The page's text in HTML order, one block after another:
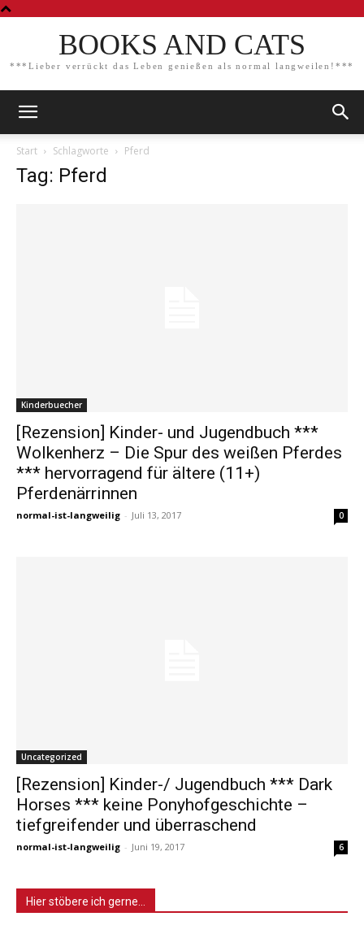
BOOKS AND CATS
***Lieber verrückt das Leben genießen als normal langweilen!***
Start Schlagworte Pferd
Tag: Pferd
Kinderbuecher
[Rezension] Kinder- und Jugendbuch ***
Wolkenherz – Die Spur des weißen Pferdes
*** hervorragend für ältere (11+)
Pferdenärrinnen
normal-ist-langweilig - Juli 13, 2017 0
Uncategorized
[Rezension] Kinder-/ Jugendbuch *** Dark
Horses *** keine Ponyhofgeschichte –
tiefgreifender und überraschend
normal-ist-langweilig - Juni 19, 2017 6
Hier stöbere ich gerne…